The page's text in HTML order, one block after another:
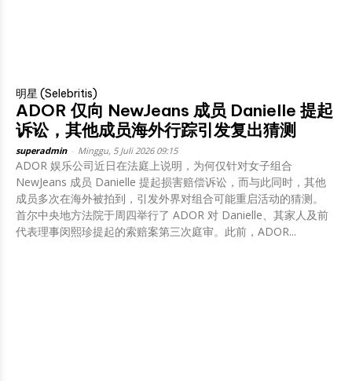
明星 (Selebritis)
ADOR 仅向 NewJeans 成员 Danielle 提起
诉讼，其他成员海外行踪引发复出猜测
superadmin Minggu, 5 Juli 2026 09:15
ADOR 娱乐公司近日在法庭上说明，为何仅针对女子组合
NewJeans 成员 Danielle 提起损害赔偿诉讼，而与此同时，其他
成员多次在海外被拍到，引发外界对组合可能重启活动的猜测。
首尔中央地方法院于周四举行了 ADOR 对 Danielle、其家人及前
代表理事闵熙珍提起的索赔案第三次庭审。此前，ADOR...